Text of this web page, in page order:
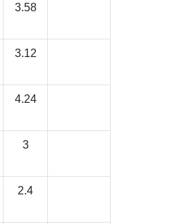
3.58
3.12
4.24
3
2.4